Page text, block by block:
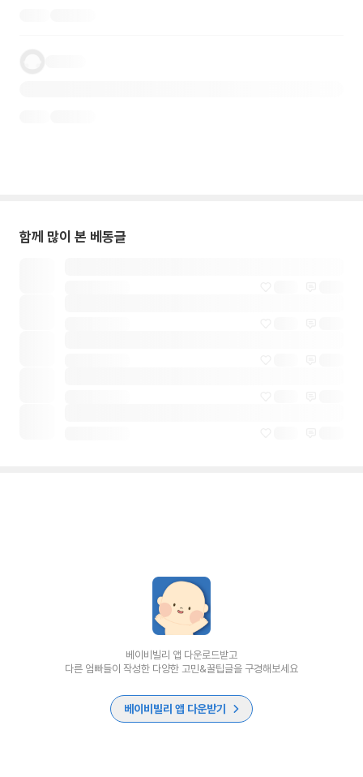
함께 많이 본 베동글
베이비빌리 앱 다운로드받고
다른 엄빠들이 작성한 다양한 고민&꿀팁글을 구경해보세요
베이비빌리 앱 다운받기